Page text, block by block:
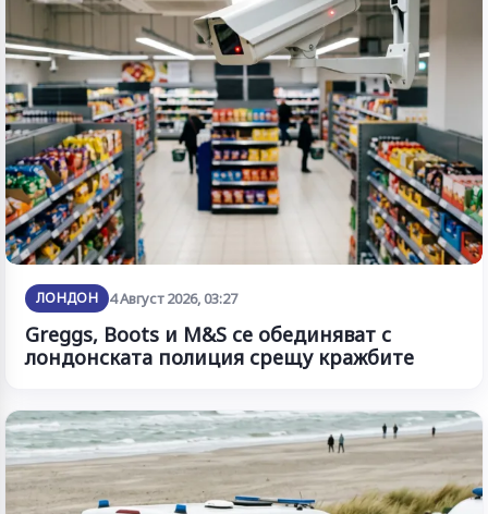
ЛОНДОН 4 Август 2026, 03:27
Greggs, Boots и M&S се обединяват с
лондонската полиция срещу кражбите